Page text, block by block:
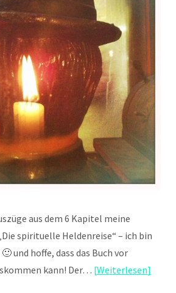
aus dem 6 Kapitel meine
spirituelle Heldenreise“ – ich bin
und hoffe, dass das Buch vor
kann! Der… Weiterlesen